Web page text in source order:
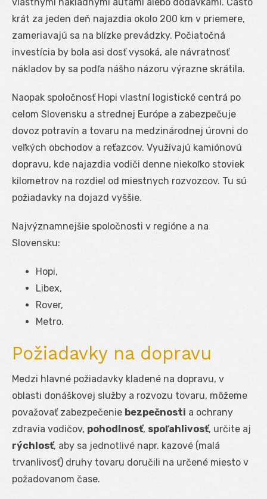
krát za jeden deň najazdia okolo 200 km v priemere,
zameriavajú sa na blízke prevádzky. Počiatočná
investícia by bola asi dosť vysoká, ale návratnosť
nákladov by sa podľa nášho názoru výrazne skrátila.
Naopak spoločnosť Hopi vlastní logistické centrá po
celom Slovensku a strednej Európe a zabezpečuje
dovoz potravín a tovaru na medzinárodnej úrovni do
veľkých obchodov a reťazcov. Využívajú kamiónovú
dopravu, kde najazdia vodiči denne niekoľko stoviek
kilometrov na rozdiel od miestnych rozvozcov. Tu sú
požiadavky na dojazd vyššie.
Najvýznamnejšie spoločnosti v regióne a na
Slovensku:
Hopi,
Libex,
Rover,
Metro.
Požiadavky na dopravu
Medzi hlavné požiadavky kladené na dopravu, v
oblasti donáškovej služby a rozvozu tovaru, môžeme
považovať zabezpečenie bezpečnosti a ochrany
zdravia vodičov, pohodlnosť, spoľahlivosť, určite aj
rýchlosť, aby sa jednotlivé napr. kazové (malá
trvanlivosť) druhy tovaru doručili na určené miesto v
požadovanom čase.